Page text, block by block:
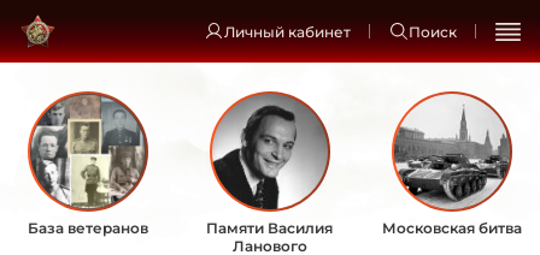
Личный кабинет Поиск
База ветеранов
Памяти Василия
Ланового
Московская битва